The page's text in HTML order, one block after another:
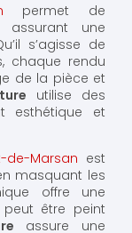
permet de
une
s’agisse de
chaque rendu
de la pièce et
utilise des
esthétique et
Marsan est
masquant les
offre une
être peint
assure une